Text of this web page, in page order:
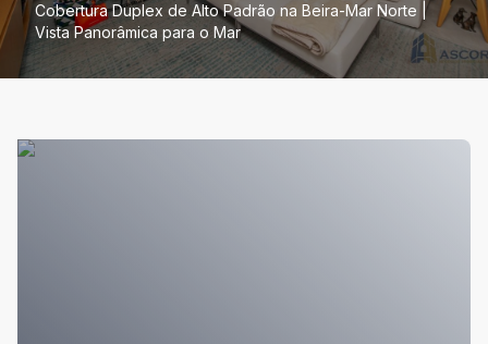
Cobertura Duplex de Alto Padrão na Beira-Mar Norte |
Vista Panorâmica para o Mar